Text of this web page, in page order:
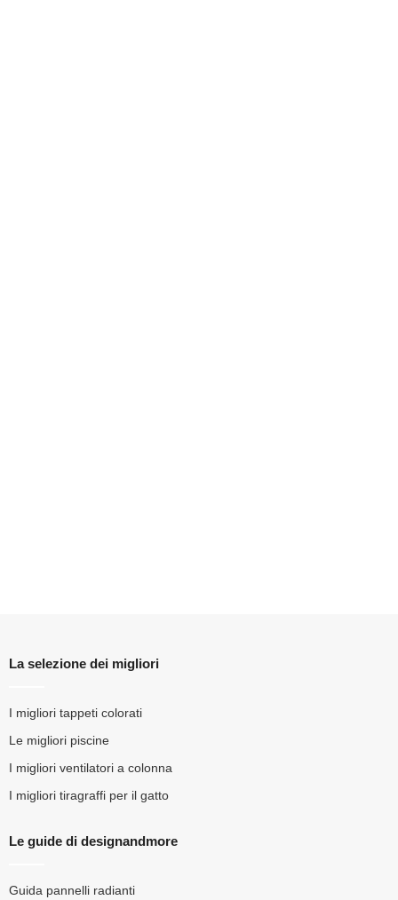
La selezione dei migliori
I migliori tappeti colorati
Le migliori piscine
I migliori ventilatori a colonna
I migliori tiragraffi per il gatto
Le guide di designandmore
Guida pannelli radianti